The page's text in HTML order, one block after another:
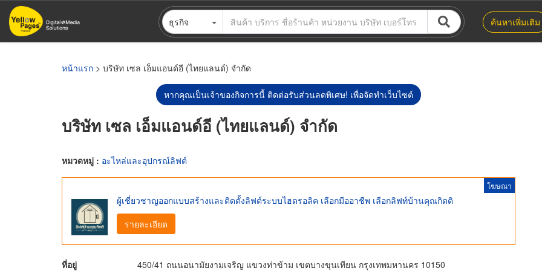
ข้าม
ไป
ธุรกิจ ค้นหาเพิ่มเติม
หน้าแรก > บริษัท เซล เอ็มแอนด์อี (ไทยแลนด์) จำกัด
หากคุณเป็นเจ้าของกิจการนี้ ติดต่อรับส่วนลดพิเศษ! เพื่อจัดทำเว็บไซต์
บริษัท เซล เอ็มแอนด์อี (ไทยแลนด์) จำกัด
หมวดหมู่ : อะไหล่และอุปกรณ์ลิฟต์
โฆษณา
ผู้เชี่ยวชาญออกแบบสร้างและติดตั้งลิฟต์ระบบไฮดรอลิค เลือกมืออาชีพ เลือกลิฟท์บ้านคุณกิตติ
รายละเอียด
ที่อยู่ 450/41 ถนนอนามัยงามเจริญ แขวงท่าข้าม เขตบางขุนเทียน กรุงเทพมหานคร 10150